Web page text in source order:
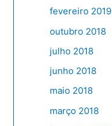
fevereiro 2019
outubro 2018
julho 2018
junho 2018
maio 2018
março 2018